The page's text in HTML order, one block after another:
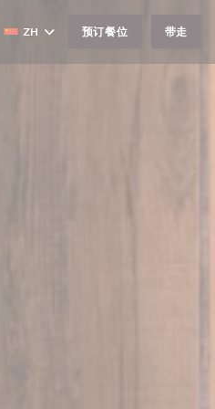
ZH 预订餐位 带走